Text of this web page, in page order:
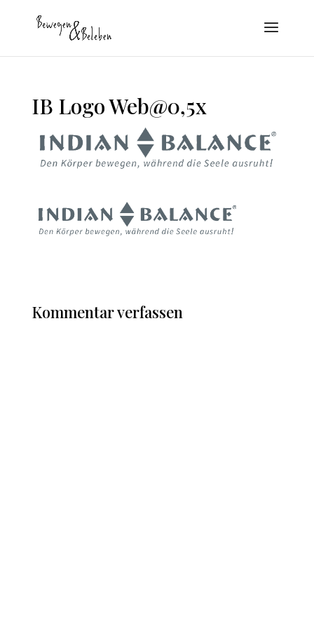
IB Logo Web@0,5x
Kommentar verfassen